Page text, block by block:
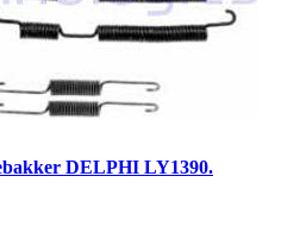
DELPHI LY1390.